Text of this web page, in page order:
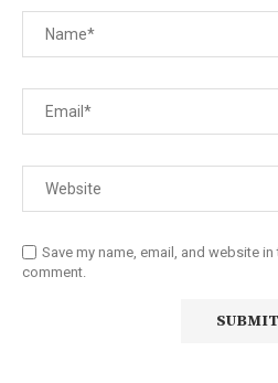
Save my name, email, and website
comment.